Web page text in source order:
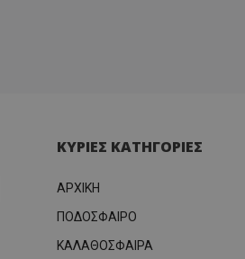
ΚΥΡΙΕΣ ΚΑΤΗΓΟΡΙΕΣ
ΑΡΧΙΚΗ
ΠΟΔΟΣΦΑΙΡΟ
ΚΑΛΑΘΟΣΦΑΙΡΑ